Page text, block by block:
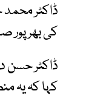
ڈاکٹر
کی بھرپور
ڈاکٹر حسن
کہا کہ یہ